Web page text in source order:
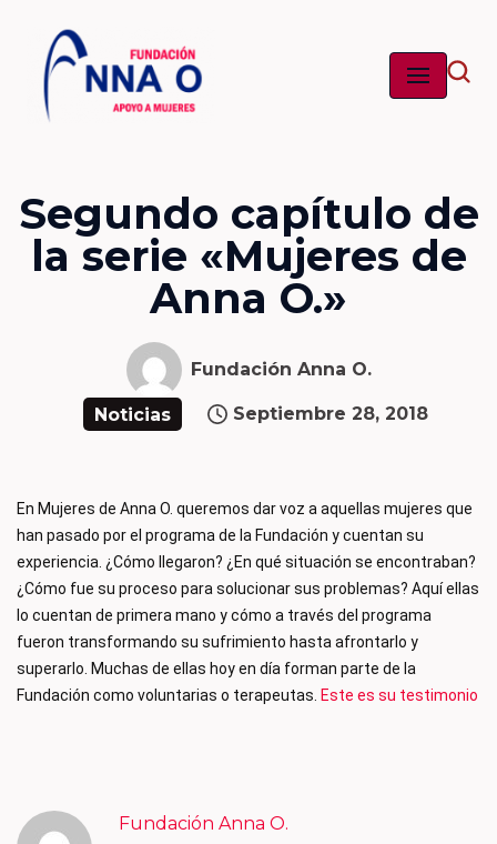
Saltar
contenido
Segundo capítulo de
la serie «Mujeres de
Anna O.»
Fundación Anna O.
Noticias Septiembre 28, 2018
En Mujeres de Anna O. queremos dar voz a aquellas mujeres que
han pasado por el programa de la Fundación y cuentan su
experiencia. ¿Cómo llegaron? ¿En qué situación se encontraban?
¿Cómo fue su proceso para solucionar sus problemas? Aquí ellas
lo cuentan de primera mano y cómo a través del programa
fueron transformando su sufrimiento hasta afrontarlo y
superarlo. Muchas de ellas hoy en día forman parte de la
Fundación como voluntarias o terapeutas.
Fundación Anna O.